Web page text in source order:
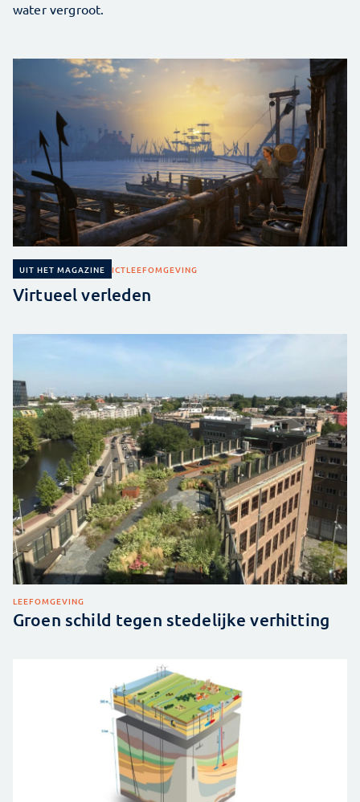
water vergroot.
UIT HET MAGAZINE ICTLEEFOMGEVING
Virtueel verleden
LEEFOMGEVING
Groen schild tegen stedelijke verhitting